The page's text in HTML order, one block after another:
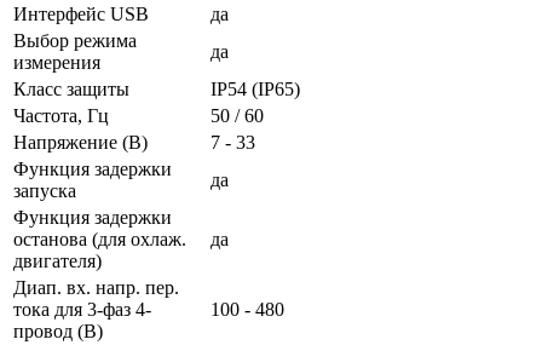
Интерфейс USB
да
Выбор режима
измерения
да
Класс защиты
IP54 (IP65)
Частота, Гц
50 / 60
Напряжение (В)
7 - 33
Функция задержки
запуска
да
Функция задержки
останова (для охлаж.
двигателя)
да
Диап. вх. напр. пер.
тока для 3-фаз 4-
провод (В)
100 - 480